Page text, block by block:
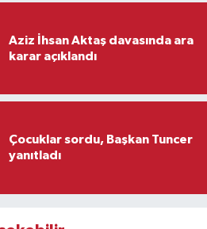
Aziz İhsan Aktaş davasında ara
karar açıklandı
Çocuklar sordu, Başkan Tuncer
yanıtladı